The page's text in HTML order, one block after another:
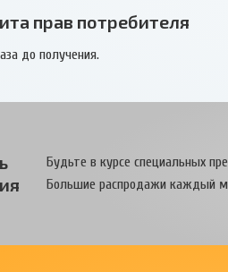
прав потребителя
до получения.
Будьте в курсе специальных
Большие распродажи каждый